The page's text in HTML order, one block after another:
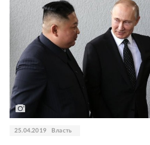
25.04.2019 Власть